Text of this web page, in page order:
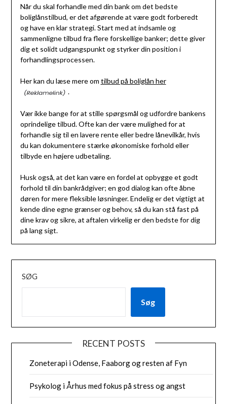
Når du skal forhandle med din bank om det bedste
boliglånstilbud, er det afgørende at være godt forberedt
og have en klar strategi. Start med at indsamle og
sammenligne tilbud fra flere forskellige banker; dette giver
dig et solidt udgangspunkt og styrker din position i
forhandlingsprocessen.
Her kan du læse mere om tilbud på boliglån her
.
Vær ikke bange for at stille spørgsmål og udfordre bankens
oprindelige tilbud. Ofte kan der være mulighed for at
forhandle sig til en lavere rente eller bedre lånevilkår, hvis
du kan dokumentere stærke økonomiske forhold eller
tilbyde en højere udbetaling.
Husk også, at det kan være en fordel at opbygge et godt
forhold til din bankrådgiver; en god dialog kan ofte åbne
døren for mere fleksible løsninger. Endelig er det vigtigt at
kende dine egne grænser og behov, så du kan stå fast på
dine krav og sikre, at aftalen virkelig er den bedste for dig
på lang sigt.
SØG
Søg
RECENT POSTS
Zoneterapi i Odense, Faaborg og resten af Fyn
Psykolog i Århus med fokus på stress og angst